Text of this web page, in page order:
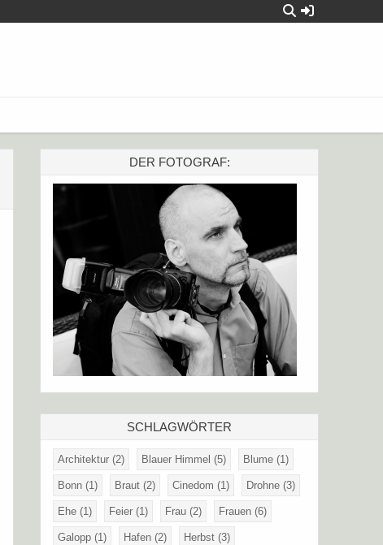
DER FOTOGRAF:
SCHLAGWÖRTER
Architektur (2) Blauer Himmel (5) Blume (1)
Bonn (1) Braut (2) Cinedom (1) Drohne (3)
Ehe (1) Feier (1) Frau (2) Frauen (6)
Galopp (1) Hafen (2) Herbst (3)